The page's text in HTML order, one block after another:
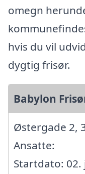
omegn
hvis du vil
dygtig frisør.
Babylon
Østergade 2,
Ansatte:
Startdato: 02.